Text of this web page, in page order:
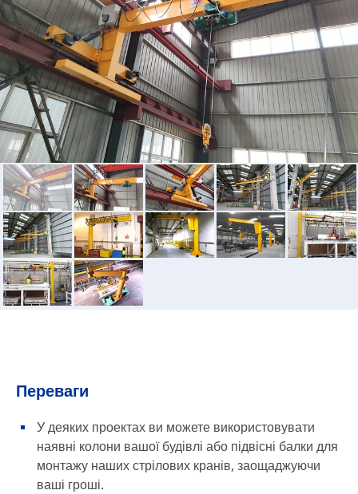
Переваги
У деяких проектах ви можете використовувати
наявні колони вашої будівлі або підвісні балки для
монтажу наших стрілових кранів, заощаджуючи
ваші гроші.